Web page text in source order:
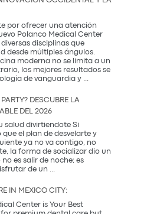
por ofrecer una atención
Polanco Medical Center
disciplinas que
desde múltiples ángulos.
moderna no se limita a un
los mejores resultados se
de vanguardia y
y
la
Tradición
DESCUBRE LA
DEL 2026
salud divirtiendote Si
el plan de desvelarte y
ya no va contigo, no
la forma de socializar dio un
no es salir de noche; es
de un ...
una
Party?
IN MEXICO CITY:
Center is Your Best